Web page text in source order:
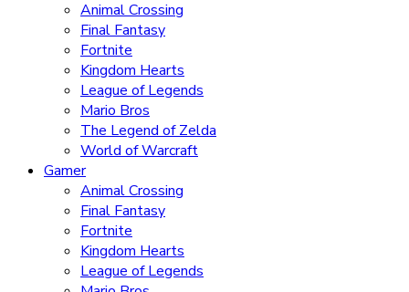
Animal Crossing
Final Fantasy
Fortnite
Kingdom Hearts
League of Legends
Mario Bros
The Legend of Zelda
World of Warcraft
Gamer
Animal Crossing
Final Fantasy
Fortnite
Kingdom Hearts
League of Legends